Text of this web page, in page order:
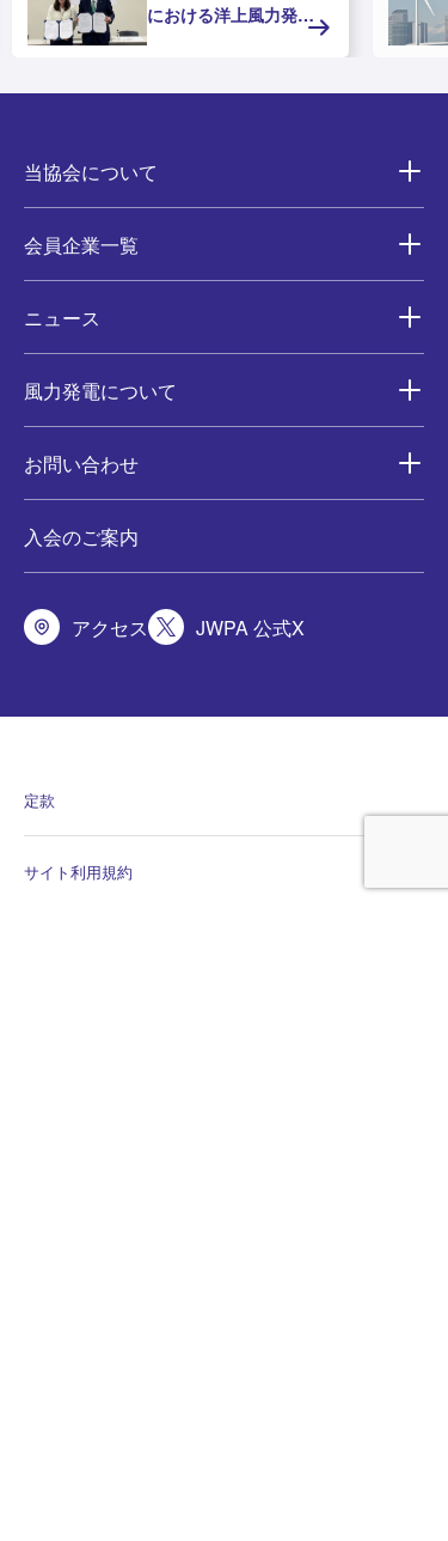
における洋上風力発電
当協会について
会員企業一覧
ニュース
風力発電について
お問い合わせ
入会のご案内
アクセス JWPA 公式X
定款
サイト利用規約